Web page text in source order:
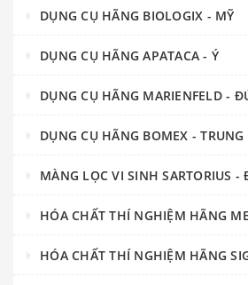
DỤNG CỤ HÃNG BIOLOGIX - MỸ
DỤNG CỤ HÃNG APATACA - Ý
DỤNG CỤ HÃNG MARIENFELD -
DỤNG CỤ HÃNG BOMEX - TRUNG
MÀNG LỌC VI SINH SARTORIUS -
HÓA CHẤT THÍ NGHIỆM HÃNG
HÓA CHẤT THÍ NGHIỆM HÃNG